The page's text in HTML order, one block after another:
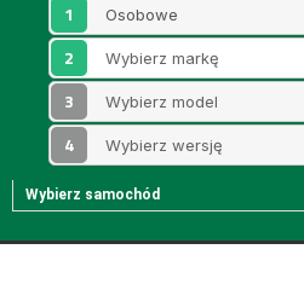
1
2
3
4
Wybierz samochód